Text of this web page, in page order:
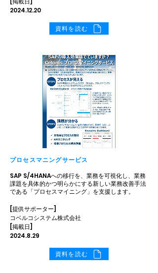
2024.12.20
資料を読む
プロセスマニングサービス
SAP S/4HANAへの移行を、業務を可視化し、業務
課題を具体的かつ明らかにする新しい業務改善手法
である「プロセスマイニング」を支援します。
[提供サポーター]
コベルコシステム株式会社
[掲載日]
2024.8.29
資料を読む